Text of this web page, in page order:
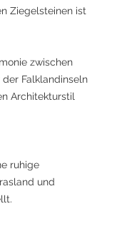
Ziegelsteinen ist
zwischen
Falklandinseln
Architekturstil
ruhige
und